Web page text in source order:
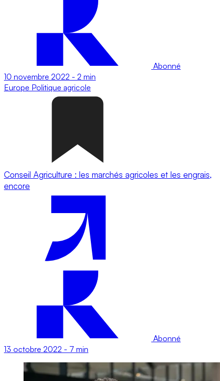
Abonné
10 novembre 2022 - 2 min
Europe Politique agricole
Conseil Agriculture : les marchés agricoles et les engrais,
encore
Abonné
13 octobre 2022 - 7 min